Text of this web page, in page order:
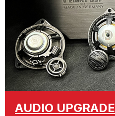
AUDIO UPGRADE